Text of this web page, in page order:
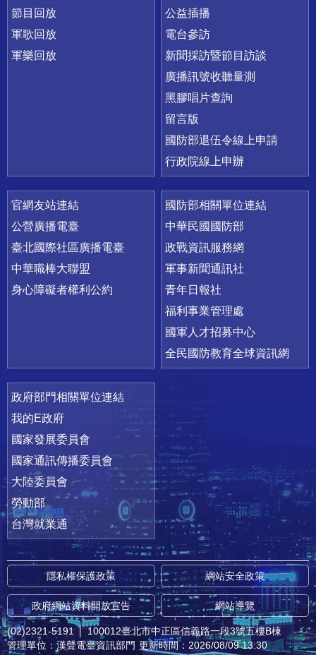
節目回放
軍歌回放
軍樂回放
公益插播
電台參訪
新聞採訪暨節目訪談
廣播訊號收聽量測
黑膠唱片查詢
留言版
國防部退伍令線上申請
行政院線上申辦
官網友站連結
公營廣播電臺
臺北國際社區廣播電臺
中華職棒大聯盟
身心障礙者權利公約
國防部相關單位連結
中華民國國防部
政戰資訊服務網
軍事新聞通訊社
青年日報社
福利事業管理處
國軍人才招募中心
全民國防教育全球資訊網
政府部門相關單位連結
我的E政府
國家發展委員會
國家通訊傳播委員會
大陸委員會
勞動部
台灣就業通
隱私權保護政策 網站安全政策
政府網站資料開放宣告 網站導覽
(02)2321-5191 │ 100012臺北市中正區信義路一段3號五樓B棟
管理單位：漢聲電臺資訊部門 更新時間：2026/08/09 13:30